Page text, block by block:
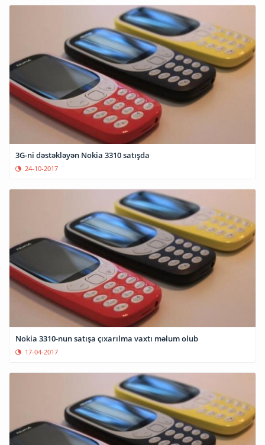
3G-ni dəstəkləyən Nokia 3310 satışda
24-10-2017
Nokia 3310-nun satışa çıxarılma vaxtı məlum olub
17-04-2017